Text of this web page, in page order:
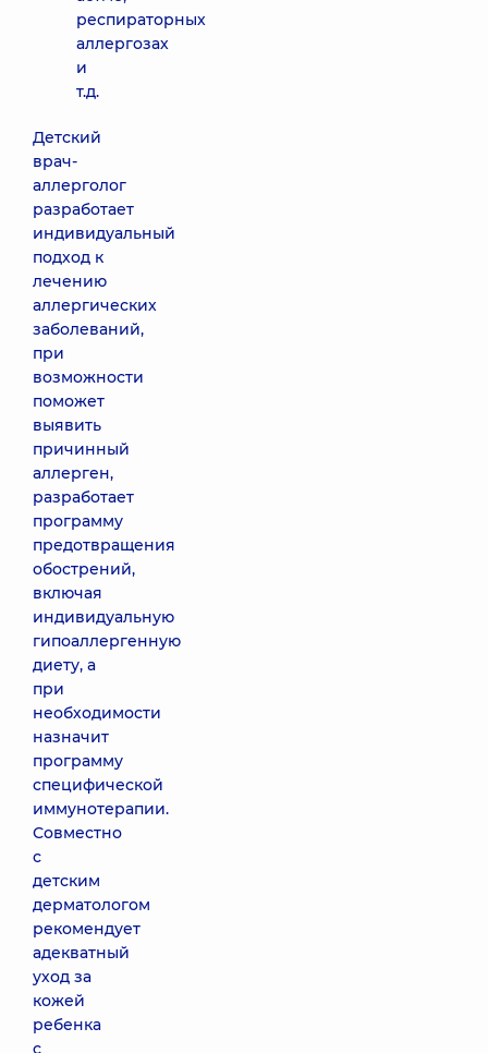
респираторных
аллергозах
и
т.д.
Детский
врач-
аллерголог
разработает
индивидуальный
подход к
лечению
аллергических
заболеваний,
при
возможности
поможет
выявить
причинный
аллерген,
разработает
программу
предотвращения
обострений,
включая
индивидуальную
гипоаллергенную
диету, а
при
необходимости
назначит
программу
специфической
иммунотерапии.
Совместно
с
детским
дерматологом
рекомендует
адекватный
уход за
кожей
ребенка
с